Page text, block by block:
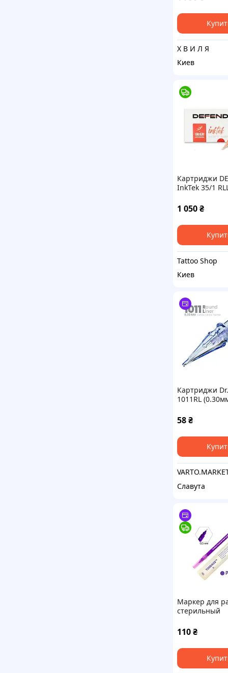
Х В И Л Я
Киев
Картриджи
InkTek 35/1
1 050₴
Tattoo Shop
Киев
Картриджи
1011RL
58₴
Славута
Маркер для
стерильный
Tondaus 0,5 мм
(фиолетовый)
110₴